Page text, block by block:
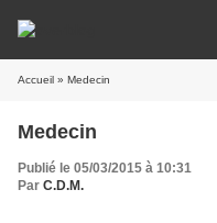
Accueil » Medecin
Medecin
Publié le 05/03/2015 à 10:31
Par C.D.M.